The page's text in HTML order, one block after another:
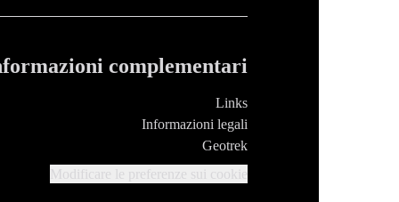
complementari
Links
Informazioni legali
Geotrek
Modificare le preferenze sui cookie